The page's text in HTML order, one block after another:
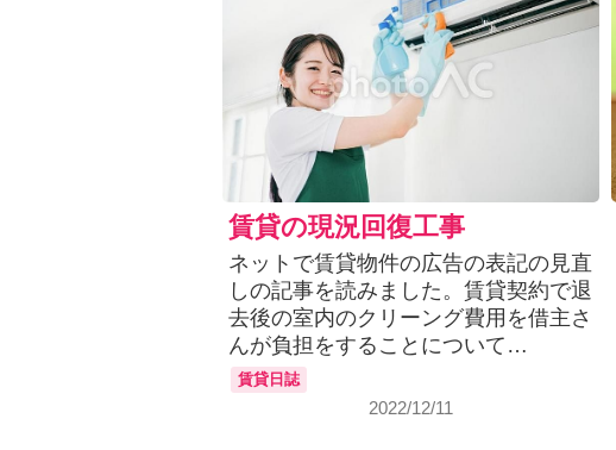
賃貸の現況回復工事
ネットで賃貸物件の広告の表記の見直
しの記事を読みました。賃貸契約で退
去後の室内のクリーング費用を借主さ
んが負担をすることについて…
賃貸日誌
2022/12/11